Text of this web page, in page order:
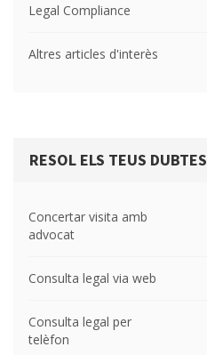
Legal Compliance
Altres articles d'interès
RESOL ELS TEUS DUBTES
Concertar visita amb
advocat
Consulta legal via web
Consulta legal per
telèfon